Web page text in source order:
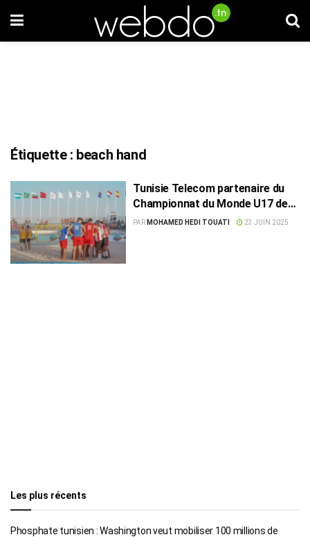
Étiquette : beach hand
Tunisie Telecom partenaire du
Championnat du Monde U17 de
Beach Handball à Hammamet
PAR MOHAMED HEDI TOUATI 23 JUIN 2025
Les plus récents
Phosphate tunisien : Washington veut mobiliser 100 millions de